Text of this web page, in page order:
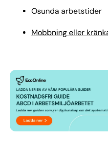
Osunda arbetstider
Mobbning eller